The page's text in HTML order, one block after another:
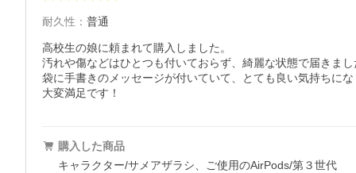
耐久性 ： 普通
高校生の娘に頼まれて購入しました。
汚れや傷などはひとつも付いておらず、綺麗な状態で届きまし
袋に手書きのメッセージが付いていて、とても良い気持ちにな
大変満足です！
購入した商品
キャラクター/サメアザラシ、ご使用のAirPods/第３世代